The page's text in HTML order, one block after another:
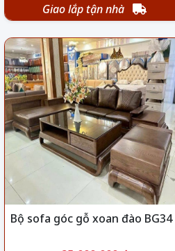
Giao lắp tận nhà
Bộ sofa góc gỗ xoan đào BG34